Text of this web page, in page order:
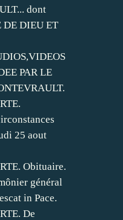
dont
DE DIEU ET
PAR LE
25 aout
Obituaire.
général
in Pace.
De